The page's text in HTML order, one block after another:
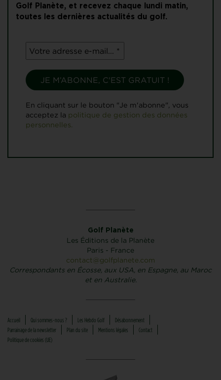
Golf Planète, et recevez chaque lundi matin,
toutes les dernières actualités du golf.
En cliquant sur le bouton "Je m'abonne", vous
acceptez la politique de gestion des données
personnelles.
Golf Planète
Les Éditions de la Planète
Paris - France
contact@golfplanete.com
Correspondants en Écosse, aux USA, en Espagne, au Maroc
et en Australie.
Accueil Qui sommes-nous ? Les Hebdo Golf
Désabonnement
Parrainage de la newsletter
Plan du site Mentions légales
Contact
Politique de cookies (UE)